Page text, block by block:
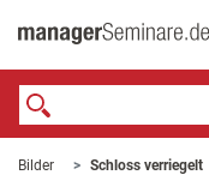
Bilder Schloss verriegelt